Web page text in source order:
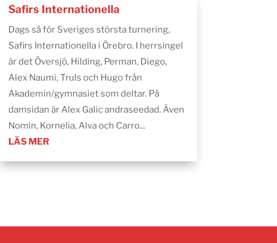
Safirs Internationella
Dags så för Sveriges största turnering,
Safirs Internationella i Örebro. I herrsingel
är det Översjö, Hilding, Perman, Diego,
Alex Naumi, Truls och Hugo från
Akademin/gymnasiet som deltar. På
damsidan är Alex Galic andraseedad. Även
Nomin, Kornelia, Alva och Carro...
LÄS MER